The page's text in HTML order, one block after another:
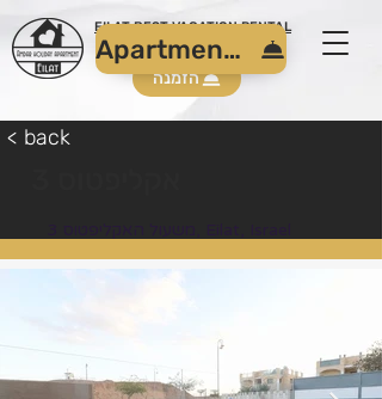
EILAT BEST VACATION RENTAL
הזמנה
Apartment reservation
< back